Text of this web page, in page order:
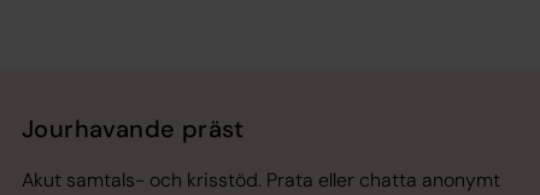
Jourhavande präst
Akut samtals- och krisstöd. Prata eller chatta anonymt